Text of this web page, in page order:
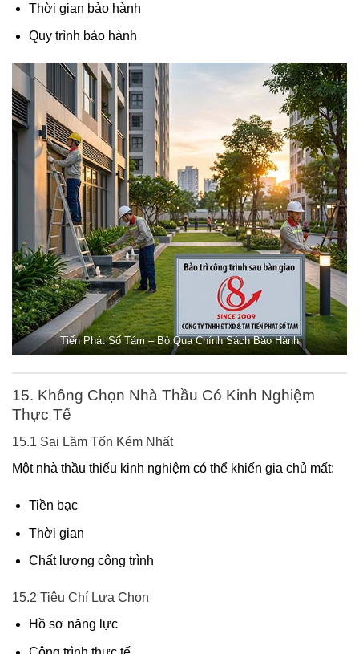
Thời gian bảo hành
Quy trình bảo hành
Tiến Phát Số Tám – Bỏ Qua Chính Sách Bảo Hành
15. Không Chọn Nhà Thầu Có Kinh Nghiệm
Thực Tế
15.1 Sai Lầm Tốn Kém Nhất
Một nhà thầu thiếu kinh nghiệm có thể khiến gia chủ mất:
Tiền bạc
Thời gian
Chất lượng công trình
15.2 Tiêu Chí Lựa Chọn
Hồ sơ năng lực